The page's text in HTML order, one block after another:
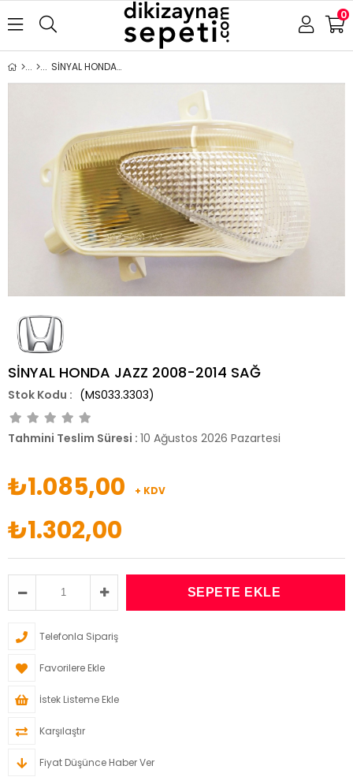
0
SİNYAL HONDA JAZZ 2008-2014 SAĞ
SİNYAL HONDA JAZZ 2008-2014 SAĞ
(MS033.3303)
Tahmini Teslim Süresi : 10 Ağustos 2026 Pazartesi
₺1.085,00 + KDV
₺1.302,00
Telefonla Sipariş
Favorilere Ekle
İstek Listeme Ekle
Karşılaştır
Fiyat Düşünce Haber Ver